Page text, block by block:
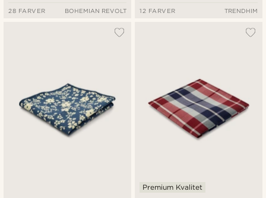
28 FARVER BOHEMIAN REVOLT 12 FARVER TRENDHIM
Premium Kvalitet